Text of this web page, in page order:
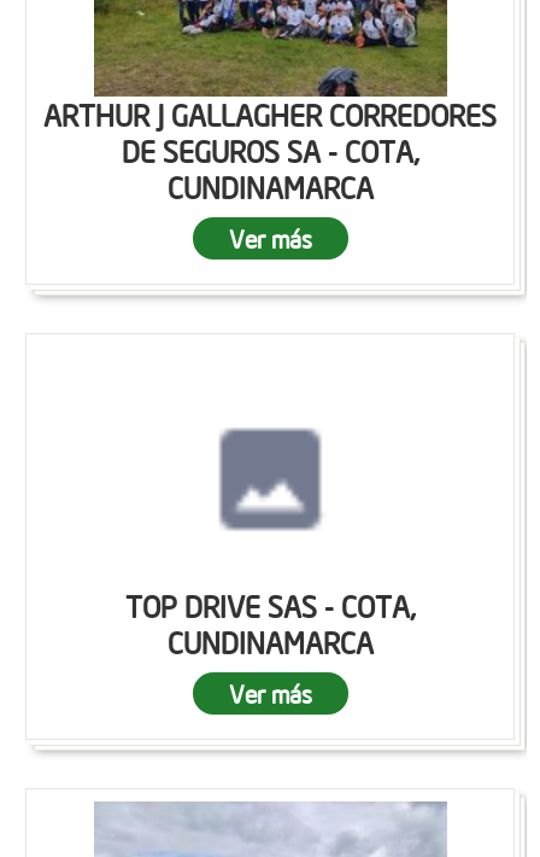
ARTHUR J GALLAGHER CORREDORES
DE SEGUROS SA - COTA,
CUNDINAMARCA
Ver más
TOP DRIVE SAS - COTA,
CUNDINAMARCA
Ver más